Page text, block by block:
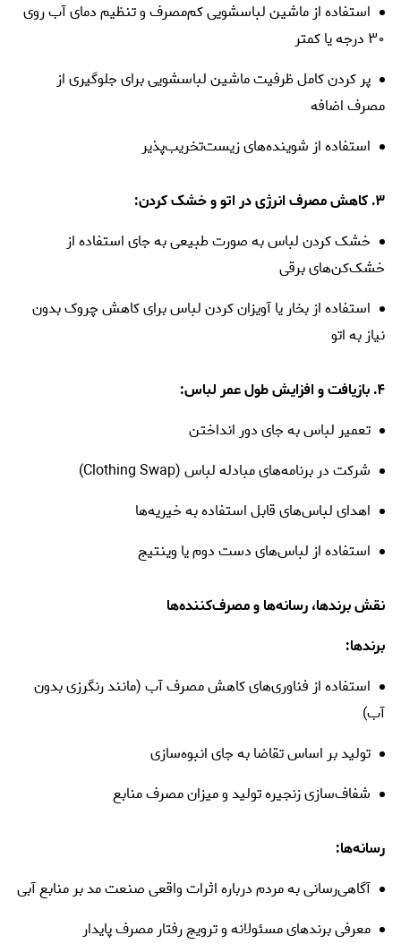
استفاده از ماشین لباسشویی کم‌مصرف و تنظیم دمای آب روی
۳۰ درجه یا کمتر
پر کردن کامل ظرفیت ماشین لباسشویی برای جلوگیری از
مصرف اضافه
استفاده از شوینده‌های زیست‌تخریب‌پذیر
۳. کاهش مصرف انرژی در اتو و خشک کردن:
خشک کردن لباس به صورت طبیعی به جای استفاده از
خشک‌کن‌های برقی
استفاده از بخار یا آویزان کردن لباس برای کاهش چروک بدون
نیاز به اتو
۴. بازیافت و افزایش طول عمر لباس:
تعمیر لباس به جای دور انداختن
شرکت در برنامه‌های مبادله لباس (Clothing Swap)
اهدای لباس‌های قابل استفاده به خیریه‌ها
استفاده از لباس‌های دست دوم یا وینتیج
نقش برندها، رسانه‌ها و مصرف‌کننده‌ها
برندها:
استفاده از فناوری‌های کاهش مصرف آب (مانند رنگرزی بدون
آب)
تولید بر اساس تقاضا به جای انبوه‌سازی
شفاف‌سازی زنجیره تولید و میزان مصرف منابع
رسانه‌ها:
آگاهی‌رسانی به مردم درباره اثرات واقعی صنعت مد بر منابع آبی
معرفی برندهای مسئولانه و ترویج رفتار مصرف پایدار